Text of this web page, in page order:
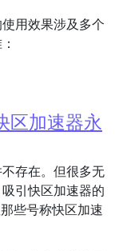
用效果涉及多个
区加速器永
存在。但很多无
引快区加速器的
些号称快区加速